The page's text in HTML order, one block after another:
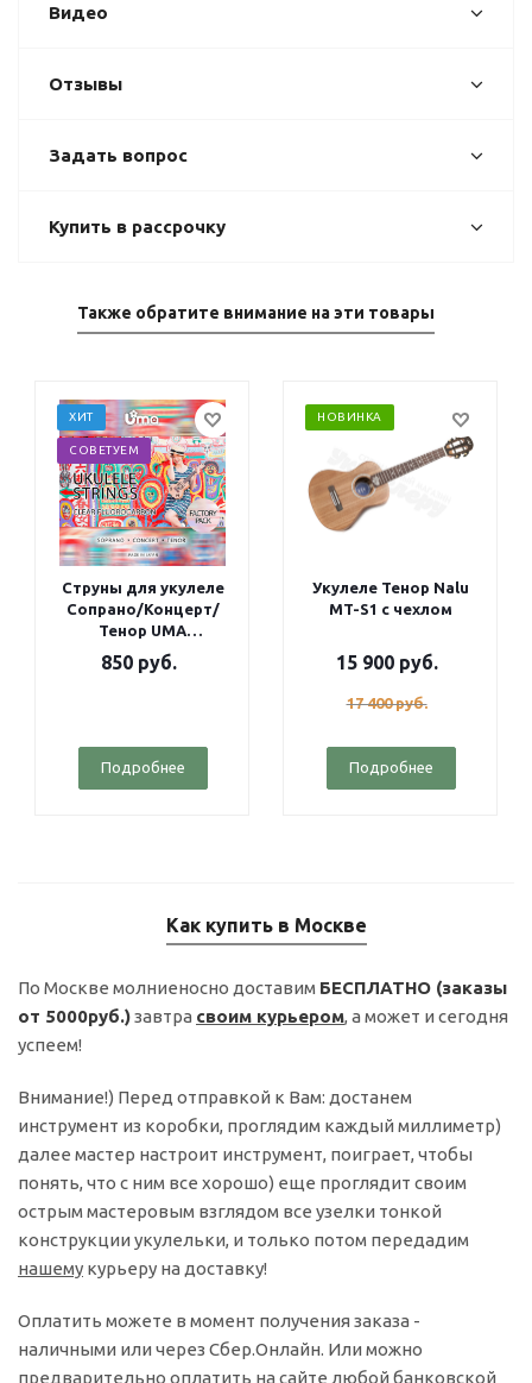
Видео
Отзывы
Задать вопрос
Купить в рассрочку
Также обратите внимание на эти товары
ХИТ
СОВЕТУЕМ
Струны для укулеле
Сопрано/Концерт/
Тенор UMA
Fluorocarbon Factory
pack
850руб.
Подробнее
НОВИНКА
Укулеле Тенор Nalu
MT-S1 с чехлом
15 900руб.
17 400руб.
Подробнее
Как купить в Москве
По Москве молниеносно доставим БЕСПЛАТНО (заказы
от 5000руб.)завтра своим курьером, а может и сегодня
успеем!
Внимание!) Перед отправкой к Вам: достанем
инструмент из коробки, проглядим каждый миллиметр)
далее мастер настроит инструмент, поиграет, чтобы
понять, что с ним все хорошо) еще проглядит своим
острым мастеровым взглядом все узелки тонкой
конструкции укулельки, и только потом передадим
нашему курьеру на доставку!
Оплатить можете в момент получения заказа -
наличными или через Сбер.Онлайн. Или можно
предварительно оплатить на сайте любой банковской